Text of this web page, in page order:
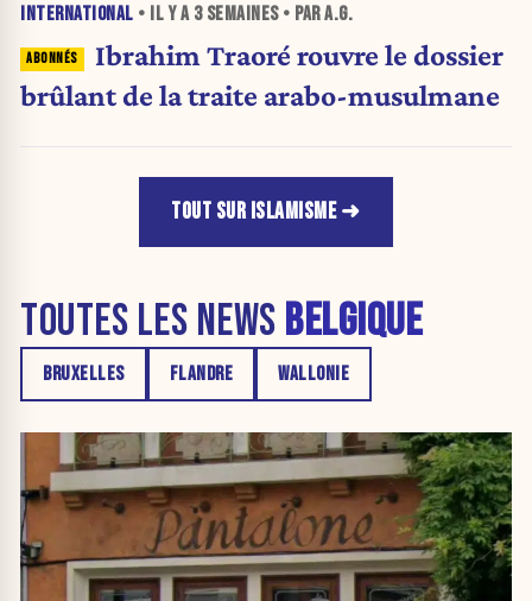
INTERNATIONAL • IL Y A 3 SEMAINES• PAR A.G.
Ibrahim Traoré rouvre le dossier
brûlant de la traite arabo-musulmane
TOUT SUR ISLAMISME
TOUTES LES NEWS BELGIQUE
BRUXELLES FLANDRE WALLONIE